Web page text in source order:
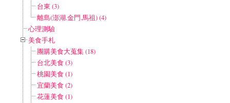
台東 (3)
離島(澎湖.金門.馬祖) (4)
心理測驗
美食手札
團購美食大蒐集 (18)
台北美食 (3)
桃園美食 (1)
宜蘭美食 (2)
花蓮美食 (1)